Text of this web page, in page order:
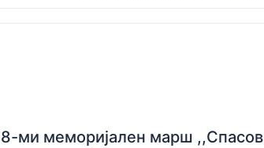
8-ми меморијален марш ,,Спасов